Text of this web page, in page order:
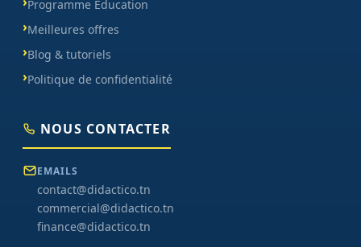
Programme Éducation
Meilleures offres
Blog & tutoriels
Politique de confidentialité
NOUS CONTACTER
EMAILS
contact@didactico.tn
commercial@didactico.tn
finance@didactico.tn